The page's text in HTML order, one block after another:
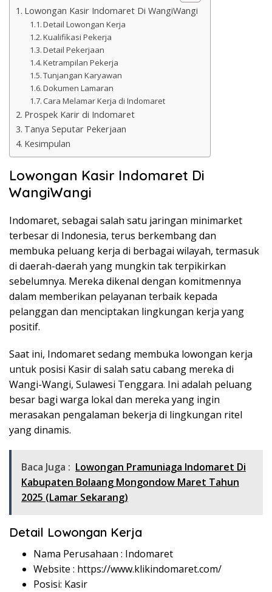
Lowongan Kasir Indomaret Di WangiWangi
Detail Lowongan Kerja
Kualifikasi Pekerja
Detail Pekerjaan
Ketrampilan Pekerja
Tunjangan Karyawan
Dokumen Lamaran
Cara Melamar Kerja di Indomaret
Prospek Karir di Indomaret
Tanya Seputar Pekerjaan
Kesimpulan
Lowongan Kasir Indomaret Di
WangiWangi
Indomaret, sebagai salah satu jaringan minimarket
terbesar di Indonesia, terus berkembang dan
membuka peluang kerja di berbagai wilayah, termasuk
di daerah-daerah yang mungkin tak terpikirkan
sebelumnya. Mereka dikenal dengan komitmennya
dalam memberikan pelayanan terbaik kepada
pelanggan dan menciptakan lingkungan kerja yang
positif.
Saat ini, Indomaret sedang membuka lowongan kerja
untuk posisi Kasir di salah satu cabang mereka di
Wangi-Wangi, Sulawesi Tenggara. Ini adalah peluang
besar bagi warga lokal dan mereka yang ingin
merasakan pengalaman bekerja di lingkungan ritel
yang dinamis.
Baca Juga : Lowongan Pramuniaga Indomaret Di
Kabupaten Bolaang Mongondow Maret Tahun
2025 (Lamar Sekarang)
Detail Lowongan Kerja
Nama Perusahaan : Indomaret
Website : https://www.klikindomaret.com/
Posisi: Kasir